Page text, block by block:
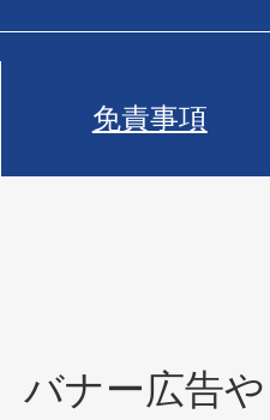
免責事項
バナー広告